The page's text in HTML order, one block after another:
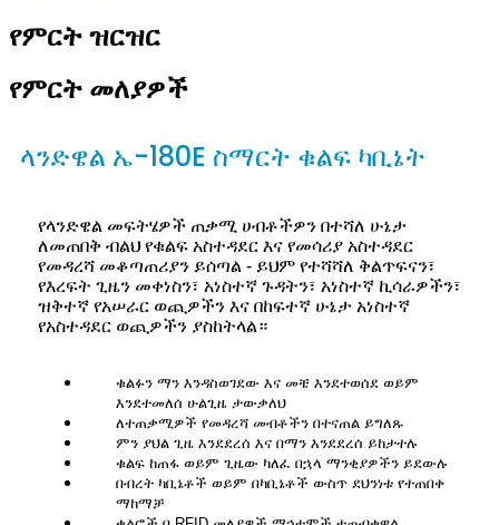
የምርት ዝርዝር
የምርት መለያዎች
ላንድዌል ኤ-180E ስማርት ቁልፍ ካቢኔት
የላንድዌል መፍትሄዎች ጠቃሚ ሀብቶችዎን በተሻለ ሁኔታ
ለመጠበቅ ብልህ የቁልፍ አስተዳደር እና የመሳሪያ አስተዳደር
የመዳረሻ መቆጣጠሪያን ይሰጣል - ይህም የተሻሻለ ቅልጥፍናን፣
የእረፍት ጊዜን መቀነስን፣ አነስተኛ ጉዳትን፣ አነስተኛ ኪሳራዎችን፣
ዝቅተኛ የአሠራር ወጪዎችን እና በከፍተኛ ሁኔታ አነስተኛ
የአስተዳደር ወጪዎችን ያስከትላል።
ቁልፉን ማን እንዳስወገደው እና መቼ እንደተወሰደ ወይም
እንደተመለሰ ሁልጊዜ ታውቃለህ
ለተጠቃሚዎች የመዳረሻ መብቶችን በተናጠል ይግለጹ
ምን ያህል ጊዜ እንደደረሰ እና በማን እንደደረሰ ይከታተሉ
ቁልፍ ከጠፋ ወይም ጊዜው ካለፈ በኋላ ማንቂያዎችን ይደውሉ
በብረት ካቢኔቶች ወይም በካቢኔቶች ውስጥ ደህንነቱ የተጠበቀ
ማከማቻ